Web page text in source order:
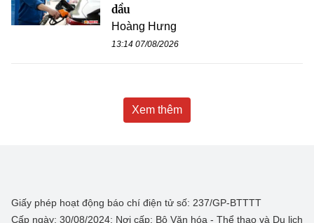
dầu
Hoàng Hưng
13:14 07/08/2026
Xem thêm
Giấy phép hoạt động báo chí điện tử số: 237/GP-BTTTT
Cấp ngày: 30/08/2024; Nơi cấp: Bộ Văn hóa - Thể thao và Du lịch